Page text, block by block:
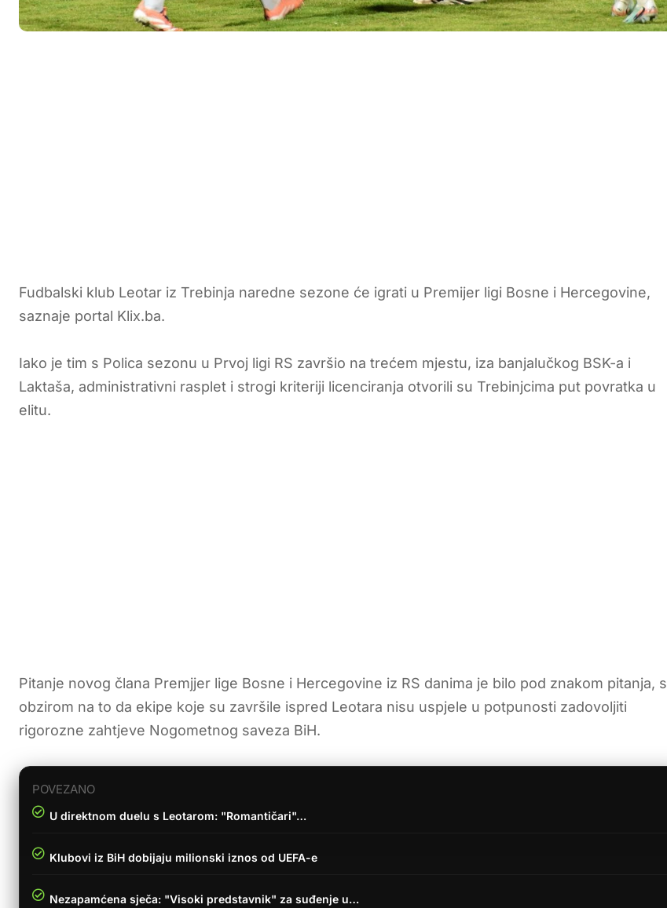
Fudbalski klub Leotar iz Trebinja naredne sezone će igrati u Premijer ligi Bosne i Hercegovine,
saznaje portal Klix.ba.
Iako je tim s Polica sezonu u Prvoj ligi RS završio na trećem mjestu, iza banjalučkog BSK-a i
Laktaša, administrativni rasplet i strogi kriteriji licenciranja otvorili su Trebinjcima put povratka u
elitu.
Pitanje novog člana Premjjer lige Bosne i Hercegovine iz RS danima je bilo pod znakom pitanja, s
obzirom na to da ekipe koje su završile ispred Leotara nisu uspjele u potpunosti zadovoljiti
rigorozne zahtjeve Nogometnog saveza BiH.
POVEZANO
U direktnom duelu s Leotarom: "Romantičari"…
Klubovi iz BiH dobijaju milionski iznos od UEFA-e
Nezapamćena sječa: "Visoki predstavnik" za suđenje u…